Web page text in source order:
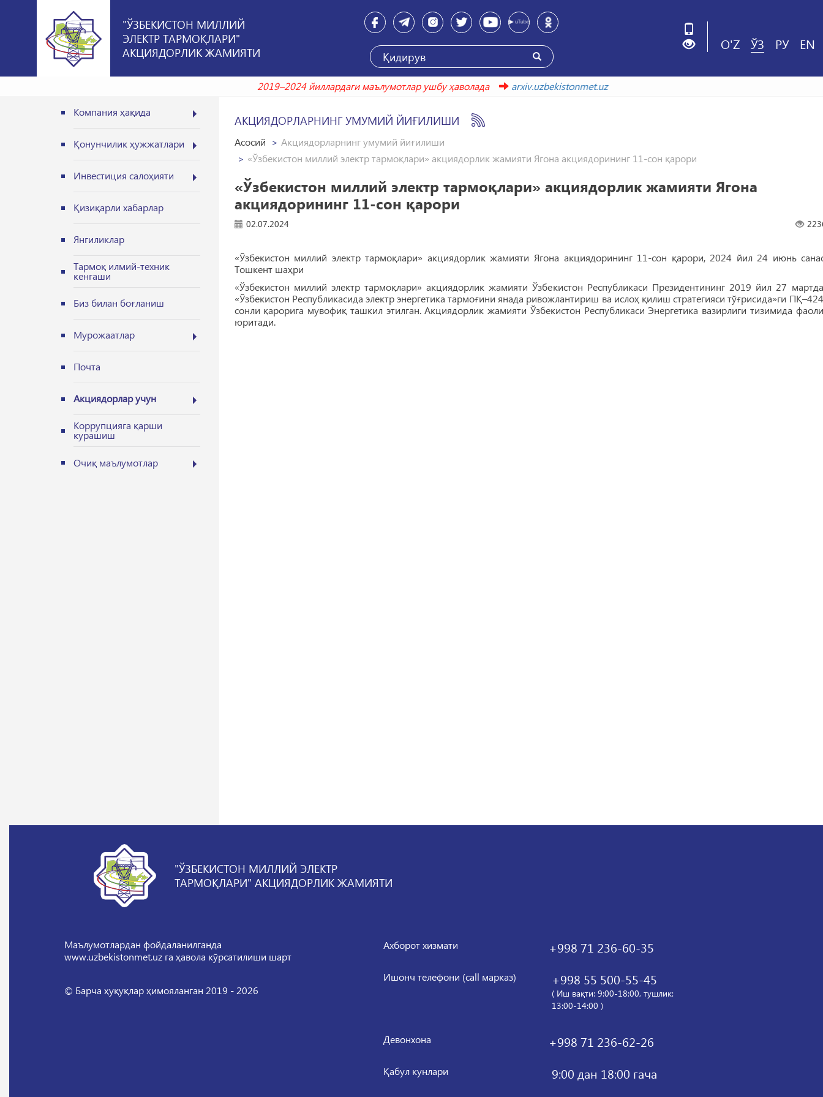
"ЎЗБЕКИСТОН МИЛЛИЙ
ЭЛЕКТР ТАРМОҚЛАРИ"
АКЦИЯДОРЛИК ЖАМИЯТИ
O'Z ЎЗ РУ EN
2019–2024 йиллардаги маълумотлар ушбу ҳаволада
arxiv.uzbekistonmet.uz
Компания ҳақида
Қонунчилик ҳужжатлари
Инвестиция салоҳияти
Қизиқарли хабарлар
Янгиликлар
Тармоқ илмий-техник
кенгаши
Биз билан боғланиш
Мурожаатлар
Почта
Акциядорлар учун
Коррупцияга қарши
курашиш
Очиқ маълумотлар
АКЦИЯДОРЛАРНИНГ УМУМИЙ ЙИҒИЛИШИ
Асосий
Акциядорларнинг умумий йиғилиши
«Ўзбекистон миллий электр тармоқлари» акциядорлик жамияти Ягона акциядорининг 11-сон қарори
«Ўзбекистон миллий электр тармоқлари» акциядорлик жамияти Ягона
акциядорининг 11-сон қарори
02.07.2024
«Ўзбекистон миллий электр тармоқлари» акциядорлик жамияти Ягона акциядорининг 11-сон қарори, 2024 йил 24 июнь
Тошкент шаҳри
«Ўзбекистон миллий электр тармоқлари» акциядорлик жамияти Ўзбекистон Республикаси Президентининг 2019 йил 27
«Ўзбекистон Республикасида электр энергетика тармоғини янада ривожлантириш ва ислоҳ қилиш стратегияси тўғрисида»ги
сонли қарорига мувофиқ ташкил этилган. Акциядорлик жамияти Ўзбекистон Республикаси Энергетика вазирлиги тизимида
юритади.
"ЎЗБЕКИСТОН МИЛЛИЙ ЭЛЕКТР
ТАРМОҚЛАРИ" АКЦИЯДОРЛИК ЖАМИЯТИ
Маълумотлардан фойдаланилганда
www.uzbekistonmet.uz га ҳавола кўрсатилиши шарт
© Барча ҳуқуқлар ҳимояланган 2019 - 2026
Ахборот хизмати +998 71 236-60-35
Ишонч телефони (call марказ) +998 55 500-55-45
( Иш вақти: 9:00-18:00, тушлик:
13:00-14:00 )
Девонхона +998 71 236-62-26
Қабул кунлари 9:00 дан 18:00 гача